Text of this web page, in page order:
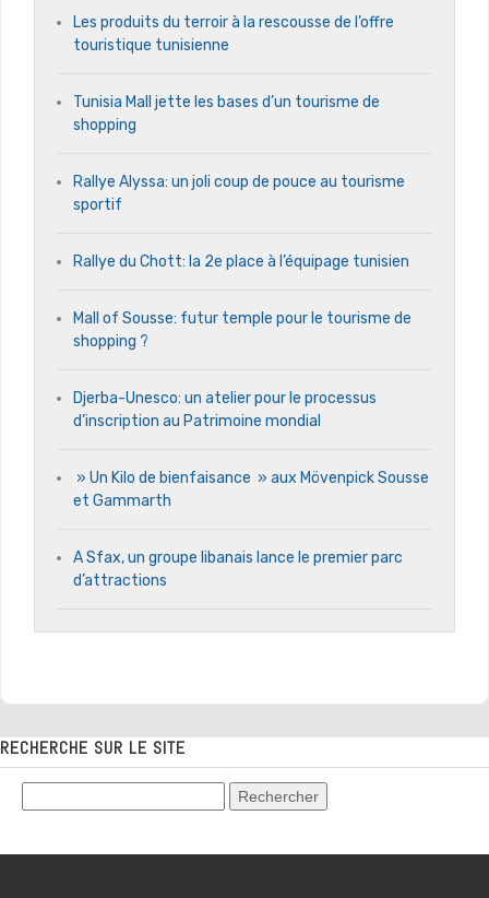
Les produits du terroir à la rescousse de l’offre
touristique tunisienne
Tunisia Mall jette les bases d’un tourisme de
shopping
Rallye Alyssa: un joli coup de pouce au tourisme
sportif
Rallye du Chott: la 2e place à l’équipage tunisien
Mall of Sousse: futur temple pour le tourisme de
shopping ?
Djerba-Unesco: un atelier pour le processus
d’inscription au Patrimoine mondial
» Un Kilo de bienfaisance » aux Mövenpick Sousse
et Gammarth
A Sfax, un groupe libanais lance le premier parc
d’attractions
RECHERCHE SUR LE SITE